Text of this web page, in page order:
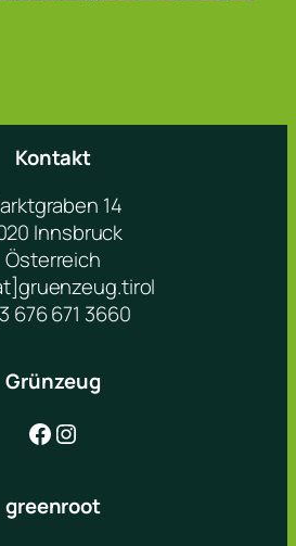
Kontakt
14
Innsbruck
Österreich
676 671 3660
Grünzeug
Facebook Instagram
greenroot